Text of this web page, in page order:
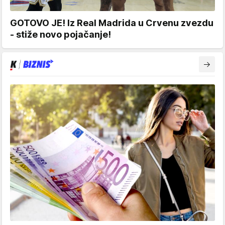
GOTOVO JE! Iz Real Madrida u Crvenu zvezdu
- stiže novo pojačanje!